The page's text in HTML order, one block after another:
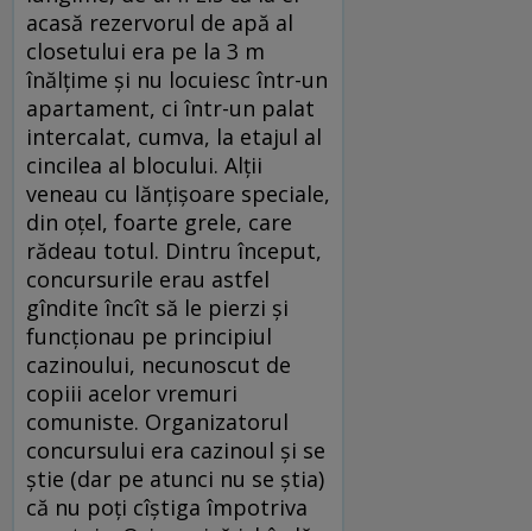
acasă rezervorul de apă al
closetului era pe la 3 m
înălțime și nu locuiesc într-un
apartament, ci într-un palat
intercalat, cumva, la etajul al
cincilea al blocului. Alții
veneau cu lănțișoare speciale,
din oțel, foarte grele, care
rădeau totul. Dintru început,
concursurile erau astfel
gîndite încît să le pierzi și
funcționau pe principiul
cazinoului, necunoscut de
copiii acelor vremuri
comuniste. Organizatorul
concursului era cazinoul și se
știe (dar pe atunci nu se știa)
că nu poți cîștiga împotriva